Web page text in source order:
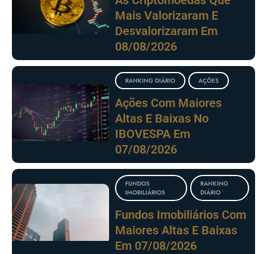
Mais Valorizaram E
Desvalorizaram Em
08/08/2026
RANKING DIÁRIO AÇÕES
Ações Com Maiores
Altas E Baixas No
IBOVESPA Em
07/08/2026
FUNDOS
IMOBILIÁRIOS
RANKING
DIÁRIO
Fundos Imobiliários Com
Maiores Altas E Baixas
Em 07/08/2026